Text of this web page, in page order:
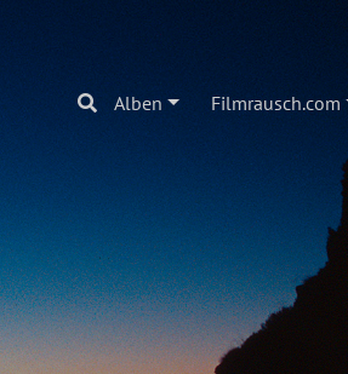
Alben Filmrausch.com